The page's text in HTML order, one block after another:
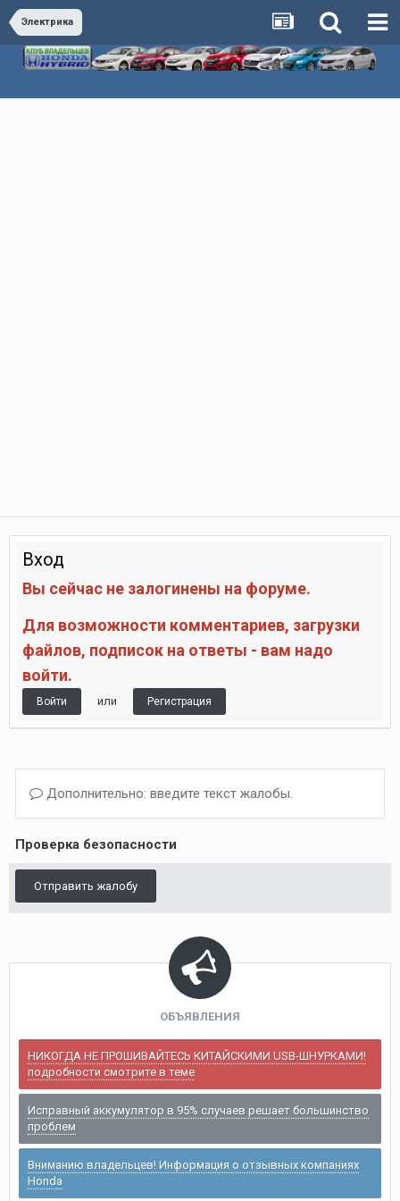
Электрика
Вход
Вы сейчас не залогинены на форуме.
Для возможности комментариев, загрузки
файлов, подписок на ответы - вам надо
войти.
Войти или Регистрация
Дополнительно: введите текст жалобы.
Проверка безопасности
Отправить жалобу
ОБЪЯВЛЕНИЯ
НИКОГДА НЕ ПРОШИВАЙТЕСЬ КИТАЙСКИМИ USB-ШНУРКАМИ!
подробности смотрите в теме
Исправный аккумулятор в 95% случаев решает большинство
проблем
Вниманию владельцев! Информация о отзывных компаниях
Honda